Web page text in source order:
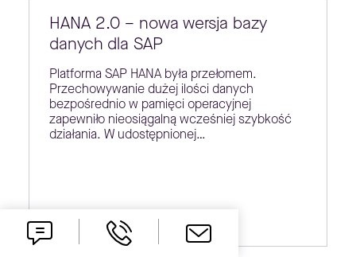
HANA 2.0 – nowa wersja bazy
danych dla SAP
Platforma SAP HANA była przełomem.
Przechowywanie dużej ilości danych
bezpośrednio w pamięci operacyjnej
zapewniło nieosiągalną wcześniej szybkość
działania. W udostępnionej…